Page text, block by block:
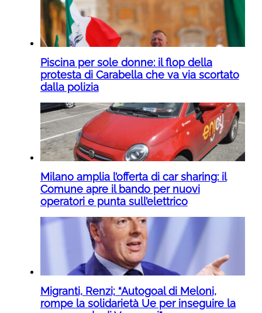
Piscina per sole donne: il flop della
protesta di Carabella che va via scortato
dalla polizia
Milano amplia l’offerta di car sharing: il
Comune apre il bando per nuovi
operatori e punta sull’elettrico
Migranti, Renzi; “Autogoal di Meloni,
rompe la solidarietà Ue per inseguire la